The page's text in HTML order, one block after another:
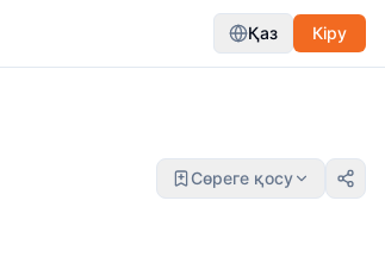
Қаз Кіру
Сөреге қосу